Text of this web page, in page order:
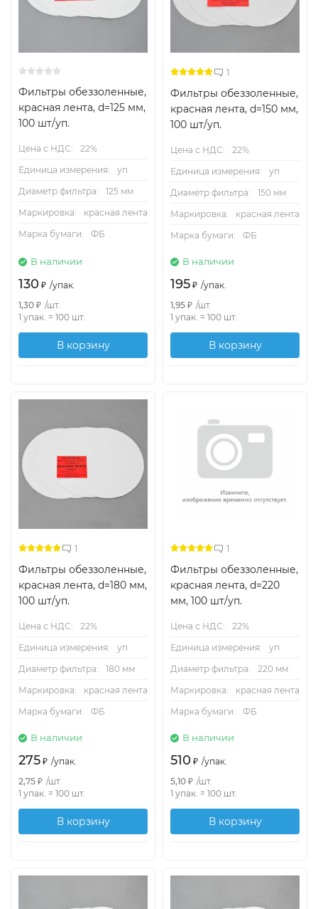
Фильтры обеззоленные,
красная лента, d=125 мм,
100 шт/уп.
Цена с НДС:
22%
Единица измерения:
уп
Диаметр фильтра:
125 мм
Маркировка:
красная лента
Марка бумаги:
ФБ
В наличии
130 ₽ /упак.
1,30 ₽ /шт.
1 упак. = 100 шт.
В корзину
1
Фильтры обеззоленные,
красная лента, d=150 мм,
100 шт/уп.
Цена с НДС:
22%
Единица измерения:
уп
Диаметр фильтра:
150 мм
Маркировка:
красная лента
Марка бумаги:
ФБ
В наличии
195 ₽ /упак.
1,95 ₽ /шт.
1 упак. = 100 шт.
В корзину
1
Фильтры обеззоленные,
красная лента, d=180 мм,
100 шт/уп.
Цена с НДС:
22%
Единица измерения:
уп
Диаметр фильтра:
180 мм
Маркировка:
красная лента
Марка бумаги:
ФБ
В наличии
275 ₽ /упак.
2,75 ₽ /шт.
1 упак. = 100 шт.
В корзину
1
Фильтры обеззоленные,
красная лента, d=220
мм, 100 шт/уп.
Цена с НДС:
22%
Единица измерения:
уп
Диаметр фильтра:
220 мм
Маркировка:
красная лента
Марка бумаги:
ФБ
В наличии
510 ₽ /упак.
5,10 ₽ /шт.
1 упак. = 100 шт.
В корзину